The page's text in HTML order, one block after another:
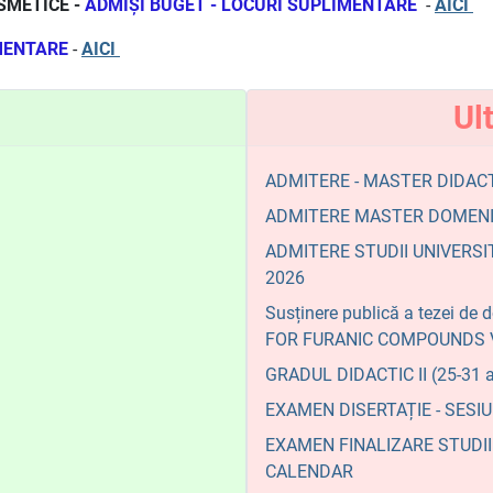
- ADMIȘI BUGET - LOCURI SUPLIMENTARE - AICI
-AICI
ADMITERE - MASTER
ADMITERE MASTER
ADMITERE STUDII
2026
Susținere publică a tezei de
FOR FURANIC COMPOUNDS
GRADUL DIDACTIC II (25-
EXAMEN DISERTAȚIE -
EXAMEN FINALIZARE
CALENDAR